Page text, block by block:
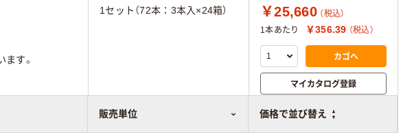
販売単位 価格で並び替え
す。
1セット（72本：3本入×24箱） ￥25,660 （税込）
1本あたり
￥356.39 （税込）
カゴへ
マイカタログ登録
比較表に追加